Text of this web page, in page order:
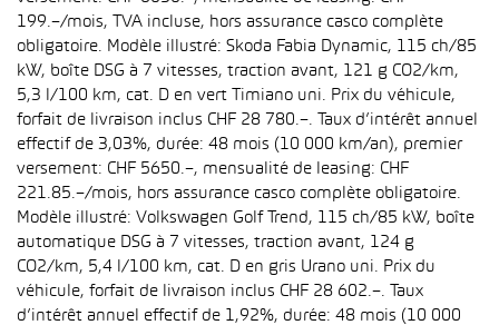
199.–/mois, TVA incluse, hors assurance casco complète
obligatoire. Modèle illustré: Skoda Fabia Dynamic, 115 ch/85
kW, boîte DSG à 7 vitesses, traction avant, 121 g CO2/km,
5,3 l/100 km, cat. D en vert Timiano uni. Prix du véhicule,
forfait de livraison inclus CHF 28 780.–. Taux d’intérêt annuel
effectif de 3,03%, durée: 48 mois (10 000 km/an), premier
versement: CHF 5650.–, mensualité de leasing: CHF
221.85.–/mois, hors assurance casco complète obligatoire.
Modèle illustré: Volkswagen Golf Trend, 115 ch/85 kW, boîte
automatique DSG à 7 vitesses, traction avant, 124 g
CO2/km, 5,4 l/100 km, cat. D en gris Urano uni. Prix du
véhicule, forfait de livraison inclus CHF 28 602.–. Taux
d’intérêt annuel effectif de 1,92%, durée: 48 mois (10 000